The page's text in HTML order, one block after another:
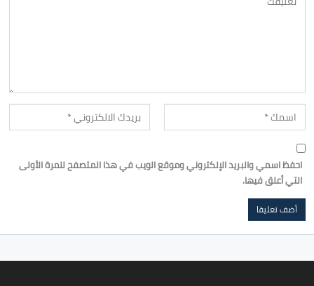
احفظ اسمي والبريد الإلكتروني وموقع الويب في هذا المتصفح للمرة الأولى
التي أعلق فيها.